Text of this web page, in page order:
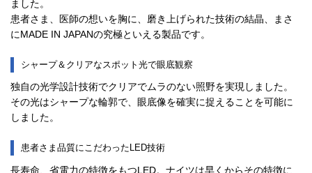
ました。
患者さま、医師の想いを胸に、磨き上げられた技術の結晶、まさ
にMADE IN JAPANの究極といえる製品です。
シャープ＆クリアなスポット光で眼底観察
独自の光学設計技術でクリアでムラのない照野を実現しました。
その光はシャープな輪郭で、眼底像を確実に捉えることを可能に
しました。
患者さま品質にこだわったLED技術
長寿命、省電力の特徴をもつLED。ナイツは早くからその特徴に